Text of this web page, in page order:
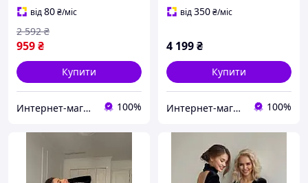
від80₴/міс
959₴
2 592 ₴
Купити
Интернет-магазин "OnLady" 100%
від350₴/міс
4 199₴
Купити
Интернет-магазин "OnLady" 100%